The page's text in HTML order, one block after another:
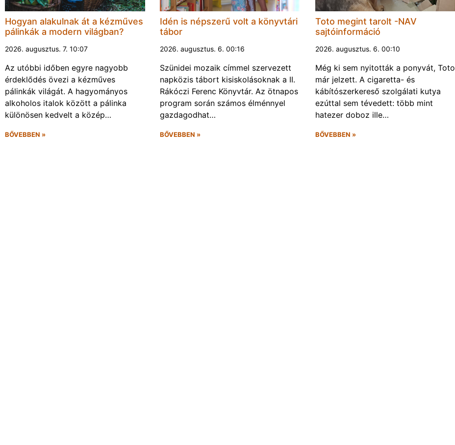
Hogyan alakulnak át a kézműves
pálinkák a modern világban?
2026. augusztus. 7. 10:07
Az utóbbi időben egyre nagyobb
érdeklődés övezi a kézműves
pálinkák világát. A hagyományos
alkoholos italok között a pálinka
különösen kedvelt a közép…
BŐVEBBEN »
Idén is népszerű volt a könyvtári
tábor
2026. augusztus. 6. 00:16
Szünidei mozaik címmel szervezett
napközis tábort kisiskolásoknak a II.
Rákóczi Ferenc Könyvtár. Az ötnapos
program során számos élménnyel
gazdagodhat…
BŐVEBBEN »
Toto megint tarolt -NAV
sajtóinformáció
2026. augusztus. 6. 00:10
Még ki sem nyitották a ponyvát, Toto
már jelzett. A cigaretta- és
kábítószerkereső szolgálati kutya
ezúttal sem tévedett: több mint
hatezer doboz ille…
BŐVEBBEN »